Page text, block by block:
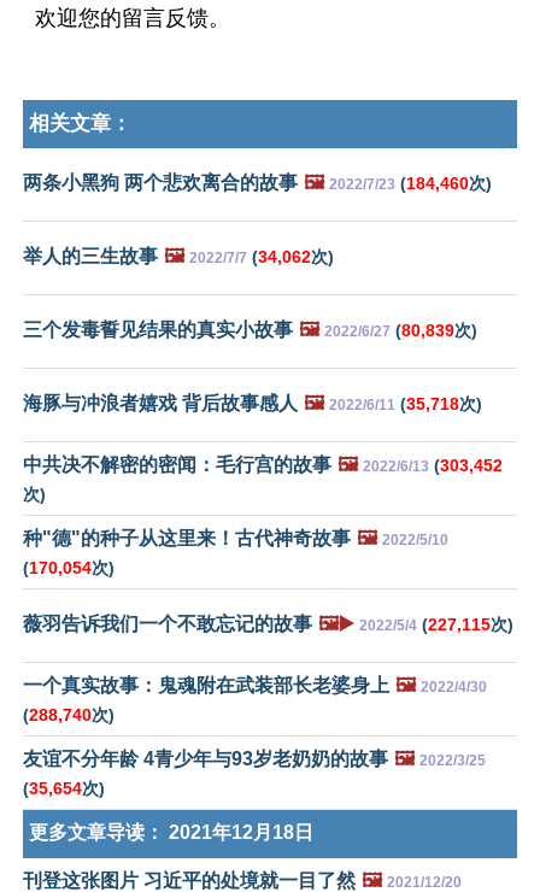
欢迎您的留言反馈。
相关文章：
两条小黑狗 两个悲欢离合的故事 🖼️ 2022/7/23 (184,460次)
举人的三生故事 🖼️ 2022/7/7 (34,062次)
三个发毒誓见结果的真实小故事 🖼️ 2022/6/27 (80,839次)
海豚与冲浪者嬉戏 背后故事感人 🖼️ 2022/6/11 (35,718次)
中共决不解密的密闻：毛行宫的故事 🖼️ 2022/6/13 (303,452
次)
种"德"的种子从这里来！古代神奇故事 🖼️ 2022/5/10
(170,054次)
薇羽告诉我们一个不敢忘记的故事 🖼️▶️ 2022/5/4 (227,115次)
一个真实故事：鬼魂附在武装部长老婆身上 🖼️ 2022/4/30
(288,740次)
友谊不分年龄 4青少年与93岁老奶奶的故事 🖼️ 2022/3/25
(35,654次)
更多文章导读： 2021年12月18日
刊登这张图片 习近平的处境就一目了然 🖼️ 2021/12/20